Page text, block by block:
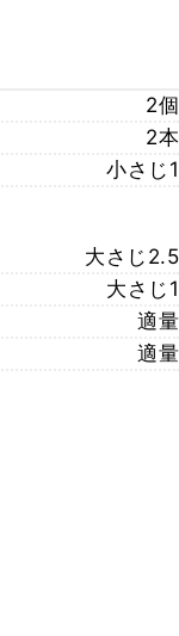
2個
2本
小さじ1
大さじ2.5
大さじ1
適量
適量